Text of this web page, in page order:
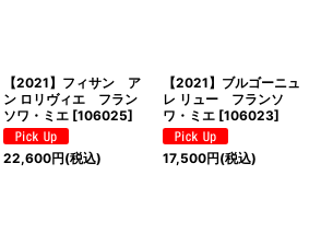
【2021】フィサン ア
ン ロリヴィエ フラン
ソワ・ミエ [106025]
22,600円(税込)
【2021】ブルゴーニュ
レ リュー フランソ
ワ・ミエ [106023]
17,500円(税込)